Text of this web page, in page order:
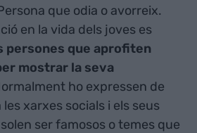
que odia o avorreix.
en la vida dels joves es
persones que aprofiten
mostrar la seva
ho expressen de
xarxes socials i els seus
ser famosos o temes que